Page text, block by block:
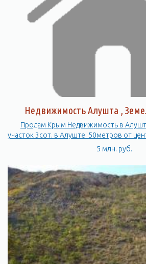
Недвижимость Алушта ,
Продам Крым Недвижимость в Алуште цены земельный
участок 3сот. в Алуште. 50метров
5 млн. руб.